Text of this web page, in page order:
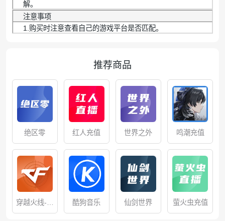
解。
注意事项
1.购买时注意查看自己的游戏平台是否匹配。
推荐商品
绝区零 红人充值 世界之外 鸣潮充值
穿越火线-枪
战王者
酷狗音乐 仙剑世界 萤火虫充值